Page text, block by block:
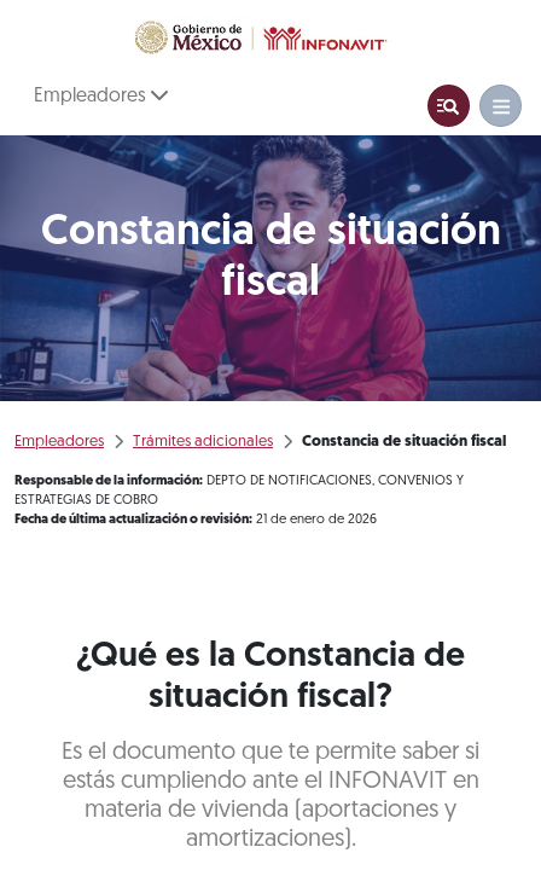
Empleadores
Constancia de situación
fiscal
Empleadores Trámites adicionales Constancia de situación fiscal
Responsable de la información: DEPTO DE NOTIFICACIONES, CONVENIOS Y
ESTRATEGIAS DE COBRO
Fecha de última actualización o revisión: 21 de enero de 2026
¿Qué es la Constancia de
situación fiscal?
Es el documento que te permite saber si
estás cumpliendo ante el INFONAVIT en
materia de vivienda (aportaciones y
amortizaciones).